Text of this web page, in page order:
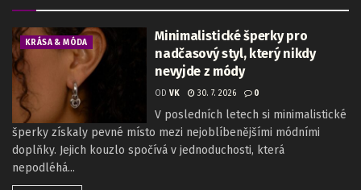
KRÁSA & MÓDA
Minimalistické šperky pro
nadčasový styl, který nikdy
nevyjde z módy
OD VK 30. 7. 2026 0
V posledních letech si minimalistické
šperky získaly pevné místo mezi nejoblíbenějšími módními
doplňky. Jejich kouzlo spočívá v jednoduchosti, která
nepodléhá...